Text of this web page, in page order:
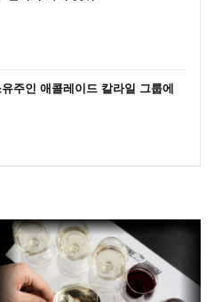
주인 애콜레이드 칼라일 그룹에